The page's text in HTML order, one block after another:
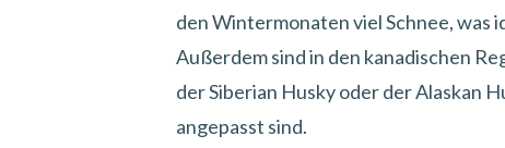
den Wintermonaten viel Schnee,
Außerdem sind in den kanadischen
der Siberian Husky oder der Alaskan
angepasst sind.